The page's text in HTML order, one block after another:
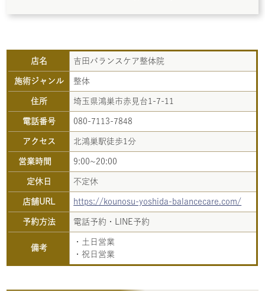
店名 吉田バランスケア整体院
施術ジャンル 整体
住所 埼玉県鴻巣市赤見台1-7-11
電話番号 080-7113-7848
アクセス 北鴻巣駅徒歩1分
営業時間 9:00~20:00
定休日 不定休
店舗URL https://kounosu-yoshida-balancecare.com/
予約方法 電話予約・LINE予約
備考
・土日営業
・祝日営業